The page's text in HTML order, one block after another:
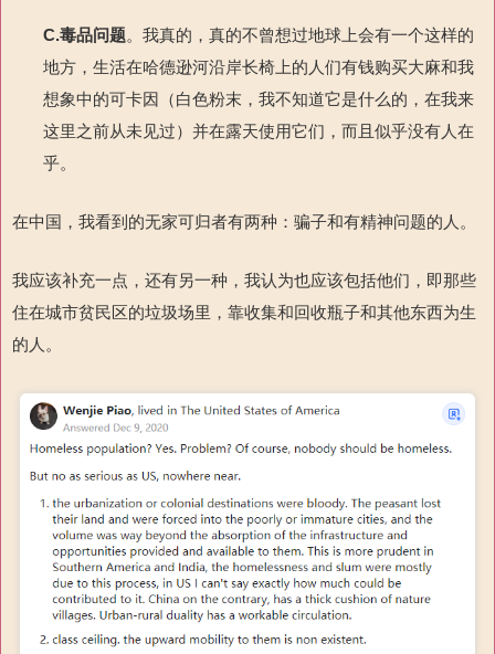
C.毒品问题。我真的，真的不曾想过地球上会有一个这样的
地方，生活在哈德逊河沿岸长椅上的人们有钱购买大麻和我
想象中的可卡因（白色粉末，我不知道它是什么的，在我来
这里之前从未见过）并在露天使用它们，而且似乎没有人在
乎。
在中国，我看到的无家可归者有两种：骗子和有精神问题的人。
我应该补充一点，还有另一种，我认为也应该包括他们，即那些
住在城市贫民区的垃圾场里，靠收集和回收瓶子和其他东西为生
的人。